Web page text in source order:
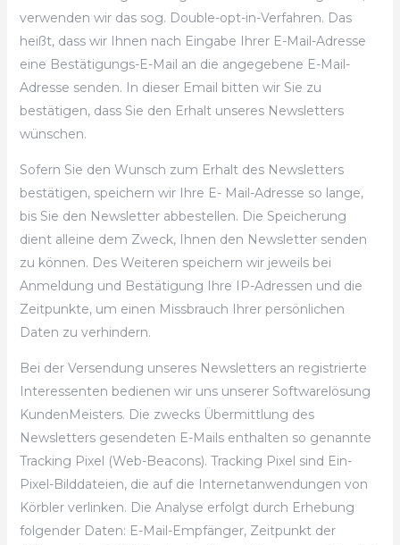
verwenden wir das sog. Double-opt-in-Verfahren. Das
heißt, dass wir Ihnen nach Eingabe Ihrer E-Mail-Adresse
eine Bestätigungs-E-Mail an die angegebene E-Mail-
Adresse senden. In dieser Email bitten wir Sie zu
bestätigen, dass Sie den Erhalt unseres Newsletters
wünschen.
Sofern Sie den Wunsch zum Erhalt des Newsletters
bestätigen, speichern wir Ihre E- Mail-Adresse so lange,
bis Sie den Newsletter abbestellen. Die Speicherung
dient alleine dem Zweck, Ihnen den Newsletter senden
zu können. Des Weiteren speichern wir jeweils bei
Anmeldung und Bestätigung Ihre IP-Adressen und die
Zeitpunkte, um einen Missbrauch Ihrer persönlichen
Daten zu verhindern.
Bei der Versendung unseres Newsletters an registrierte
Interessenten bedienen wir uns unserer Softwarelösung
KundenMeisters. Die zwecks Übermittlung des
Newsletters gesendeten E-Mails enthalten so genannte
Tracking Pixel (Web-Beacons). Tracking Pixel sind Ein-
Pixel-Bilddateien, die auf die Internetanwendungen von
Körbler verlinken. Die Analyse erfolgt durch Erhebung
folgender Daten: E-Mail-Empfänger, Zeitpunkt der